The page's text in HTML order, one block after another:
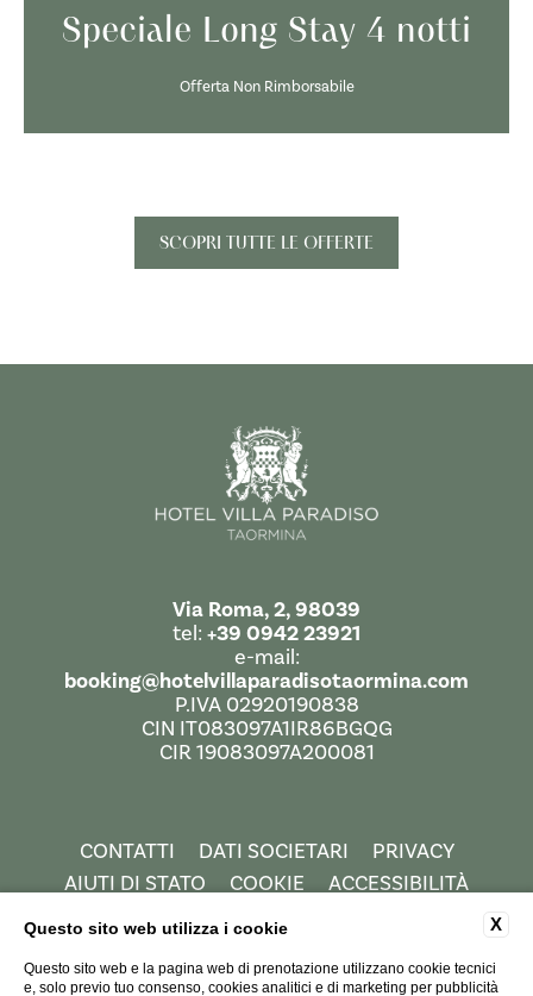
Speciale Long Stay 4 notti
Offerta Non Rimborsabile
SCOPRI TUTTE LE OFFERTE
Via Roma, 2, 98039
tel: +39 0942 23921
e-mail:
booking@hotelvillaparadisotaormina.com
P.IVA 02920190838
CIN IT083097A1IR86BGQG
CIR 19083097A200081
CONTATTI DATI SOCIETARI
PRIVACY
AIUTI DI STATO
COOKIE ACCESSIBILITÀ
X
Questo sito web utilizza i cookie
Questo sito web e la pagina web di prenotazione utilizzano cookie tecnici
e, solo previo tuo consenso, cookies analitici e di marketing per pubblicità